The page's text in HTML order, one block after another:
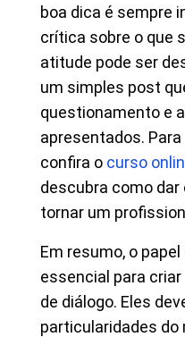
boa dica é sempre
crítica sobre o que
atitude pode ser
um simples post
questionamento e
apresentados.
confira o curso
descubra como dar
tornar um
Em resumo, o
essencial para
de diálogo. Eles
particularidades do